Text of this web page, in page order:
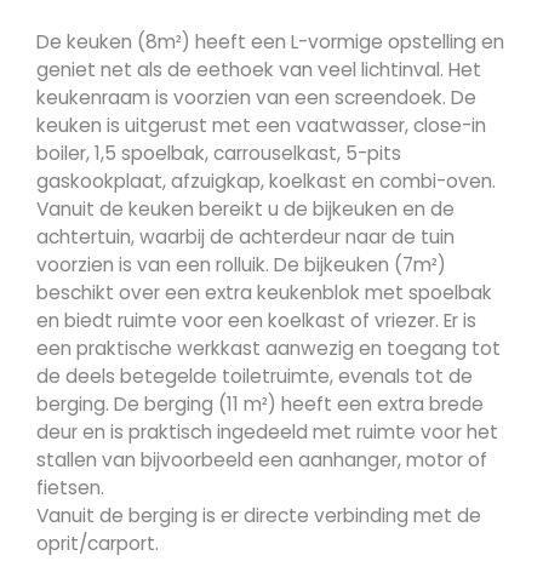
De keuken (8m²) heeft een L-vormige opstelling en
geniet net als de eethoek van veel lichtinval. Het
keukenraam is voorzien van een screendoek. De
keuken is uitgerust met een vaatwasser, close-in
boiler, 1,5 spoelbak, carrouselkast, 5-pits
gaskookplaat, afzuigkap, koelkast en combi-oven.
Vanuit de keuken bereikt u de bijkeuken en de
achtertuin, waarbij de achterdeur naar de tuin
voorzien is van een rolluik. De bijkeuken (7m²)
beschikt over een extra keukenblok met spoelbak
en biedt ruimte voor een koelkast of vriezer. Er is
een praktische werkkast aanwezig en toegang tot
de deels betegelde toiletruimte, evenals tot de
berging. De berging (11 m²) heeft een extra brede
deur en is praktisch ingedeeld met ruimte voor het
stallen van bijvoorbeeld een aanhanger, motor of
fietsen.
Vanuit de berging is er directe verbinding met de
oprit/carport.